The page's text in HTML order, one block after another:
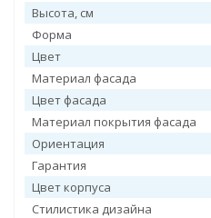
Высота, см
Форма
Цвет
Материал фасада
Цвет фасада
Материал покрытия фасада
Ориентация
Гарантия
Цвет корпуса
Стилистика дизайна